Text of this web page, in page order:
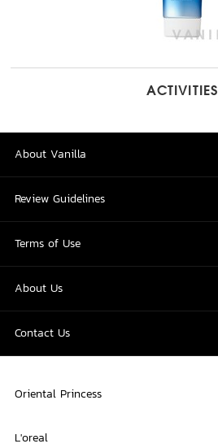
ACTIVITIES
About Vanilla
Review Guidelines
Terms of Use
About Us
Contact Us
Oriental Princess
L'oreal